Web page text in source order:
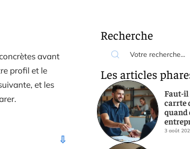
avant
profil et le
et les
Recherche
Les articles
Faut-il
carrte
quand
3 août